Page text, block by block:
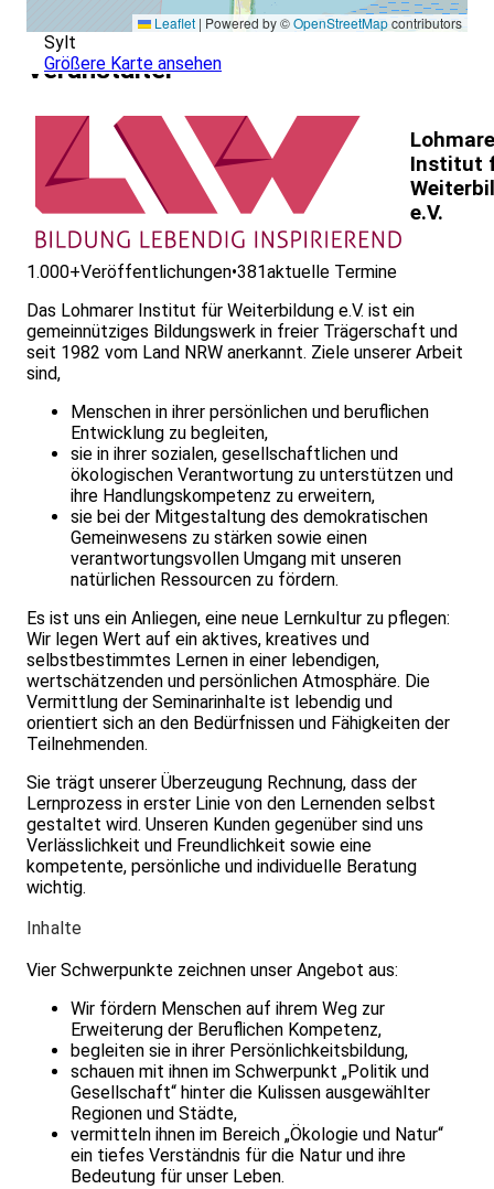
Leaflet | Powered by ©OpenStreetMapcontributors
Sylt
Größere Karte ansehen
Veranstalter
Institut
e.V.
1.000+Veröffentlichungen•381aktuelle Termine
Das Lohmarer Institut für Weiterbildung e.V. ist ein
gemeinnütziges Bildungswerk in freier Trägerschaft und
seit 1982 vom Land NRW anerkannt. Ziele unserer Arbeit
sind,
Menschen in ihrer persönlichen und beruflichen
Entwicklung zu begleiten,
sie in ihrer sozialen, gesellschaftlichen und
ökologischen Verantwortung zu unterstützen und
ihre Handlungskompetenz zu erweitern,
sie bei der Mitgestaltung des demokratischen
Gemeinwesens zu stärken sowie einen
verantwortungsvollen Umgang mit unseren
natürlichen Ressourcen zu fördern.
Es ist uns ein Anliegen, eine neue Lernkultur zu pflegen:
Wir legen Wert auf ein aktives, kreatives und
selbstbestimmtes Lernen in einer leben­digen,
wertschätzenden und persönlichen Atmosphäre. Die
Vermittlung der Seminarinhalte ist lebendig und
orientiert sich an den Bedürfnissen und Fähigkeiten der
Teilnehmenden.
Sie trägt unserer Überzeugung Rechnung, dass der
Lernprozess in erster Linie von den Lernenden selbst
gestaltet wird. Unseren Kunden gegenüber sind uns
Verlässlichkeit und Freundlichkeit sowie eine
kompetente, persönliche und individuelle Beratung
wichtig.
Inhalte
Vier Schwerpunkte zeichnen unser Angebot aus:
Wir fördern Menschen auf ihrem Weg zur
Erweiterung der Beruflichen Kompetenz,
begleiten sie in ihrer Persönlichkeitsbildung,
schauen mit ihnen im Schwerpunkt „Politik und
Gesellschaft“ hinter die Kulissen ausgewählter
Regionen und Städte,
vermitteln ihnen im Bereich „Ökologie und Natur“
ein tiefes Verständnis für die Natur und ihre
Bedeutung für unser Leben.